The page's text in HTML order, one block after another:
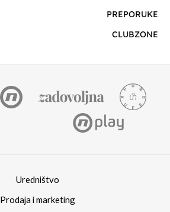
PREPORUKE
CLUBZONE
Uredništvo
Prodaja i marketing